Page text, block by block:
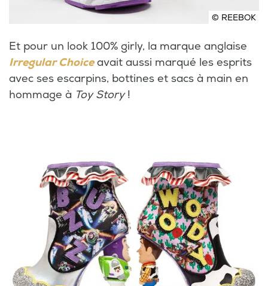
© REEBOK
Et pour un look 100% girly, la marque anglaise
Irregular Choiceavait aussi marqué les esprits
avec ses escarpins, bottines et sacs à main en
hommage à Toy Story!